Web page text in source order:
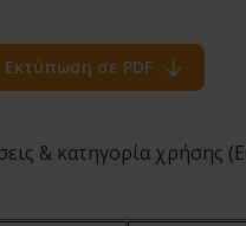
Εκτύπωση σε PDF
& κατηγορία χρήσης